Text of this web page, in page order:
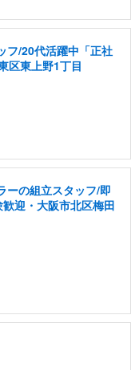
フ/20代活躍中「正社
区東上野1丁目
ーの組立スタッフ/即
迎・大阪市北区梅田